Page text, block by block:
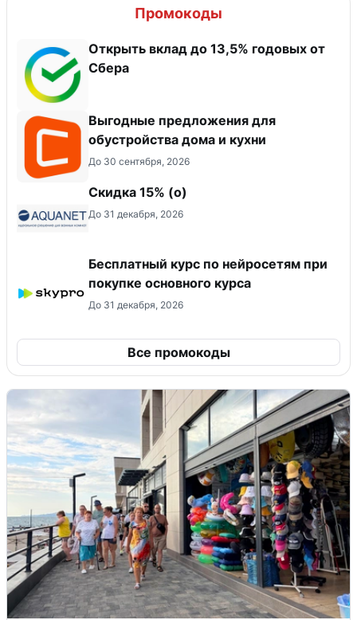
Промокоды
Открыть вклад до 13,5% годовых от
Сбера
Выгодные предложения для
обустройства дома и кухни
До 30 сентября, 2026
Скидка 15% (о)
До 31 декабря, 2026
Бесплатный курс по нейросетям при
покупке основного курса
До 31 декабря, 2026
Все промокоды